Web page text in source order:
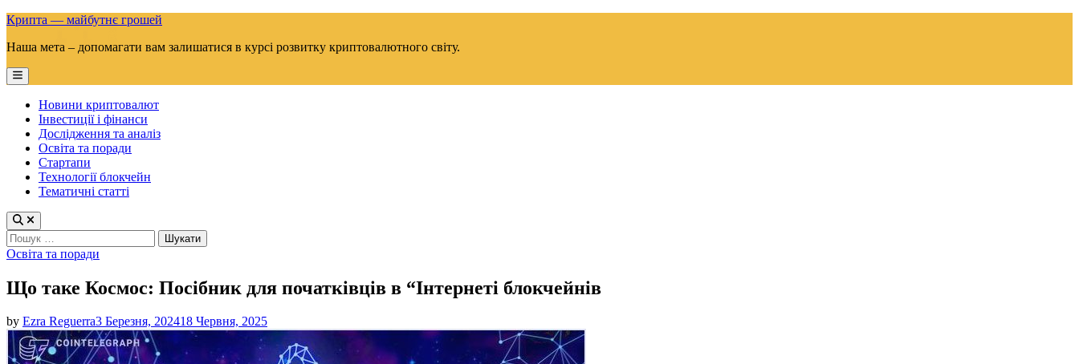
Skip
content
Крипта — майбутнє грошей
Наша мета – допомагати вам залишатися в курсі розвитку криптовалютного світу.
Main
Menu
Новини криптовалют
Інвестиції і фінанси
Дослідження та аналіз
Освіта та поради
Стартапи
Технології блокчейн
Тематичні статті
Пошук:
Posted
Освіта та поради
Що таке Космос: Посібник для початківців в “Інтернеті блокчейнів
by Ezra Reguerra3 Березня, 202418 Червня, 2025